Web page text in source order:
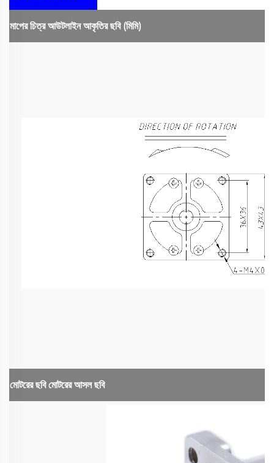
মাপের চিত্রআউটলাইন আকৃতির ছবি (মিমি)
মোটরের ছবিমোটরের আসল ছবি